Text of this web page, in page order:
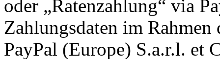
oder „Ratenzahlung“ via
Zahlungsdaten im
PayPal (Europe) S.a.r.l. et